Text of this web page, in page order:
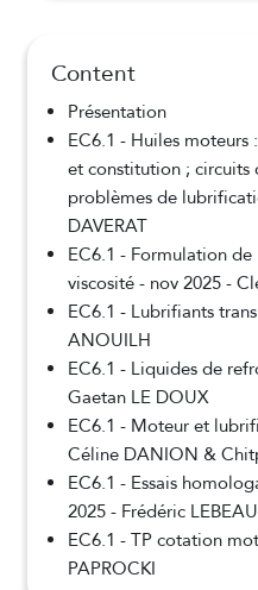
Content
Présentation
EC6.1 - Huiles
et constitution ; circuits
problèmes de
DAVERAT
EC6.1 - Formulation
viscosité - nov 2025 -
EC6.1 - Lubrifiants
ANOUILH
EC6.1 - Liquides de
Gaetan LE DOUX
EC6.1 - Moteur et
Céline DANION &
EC6.1 - Essais
2025 - Frédéric LEBEAU
EC6.1 - TP cotation
PAPROCKI